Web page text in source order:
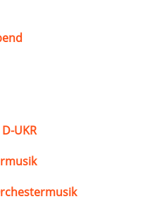
UKR